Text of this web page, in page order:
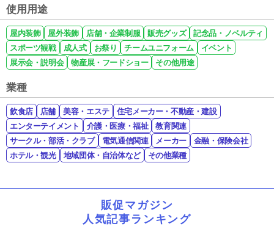
使用用途
屋内装飾 屋外装飾 店舗・企業制服 販売グッズ
記念品・ノベルティ
スポーツ観戦
成人式 お祭り チームユニフォーム
イベント
展示会・説明会
物産展・フードショー その他用途
業種
飲食店 店舗 美容・エステ
住宅メーカー・不動産・建設
エンターテイメント
介護・医療・福祉
教育関連
サークル・部活・クラブ
電気通信関連 メーカー
金融・保険会社
ホテル・観光
地域団体・自治体など その他業種
販促マガジン
人気記事ランキング